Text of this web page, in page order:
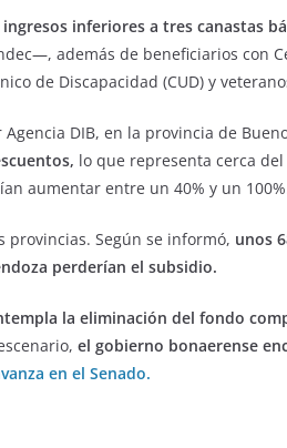
inferiores a tres canastas
además de beneficiarios con
de Discapacidad (CUD) y
DIB, en la provincia de
lo que representa cerca
aumentar entre un 40% y un
provincias. Según se informó, unos
perderían el subsidio.
la eliminación del fondo
el gobierno bonaerense
en el Senado.